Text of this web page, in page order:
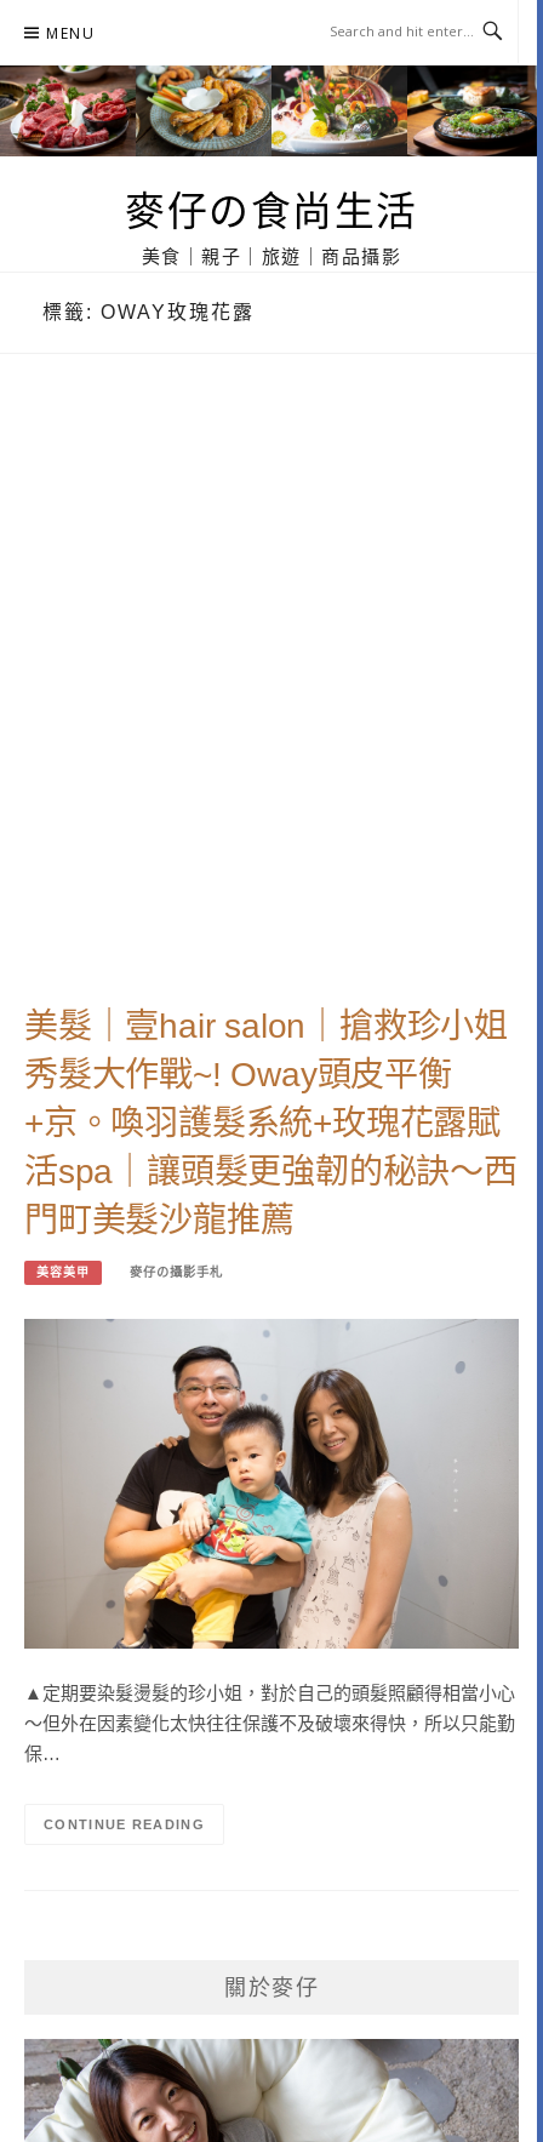
content
MENU
麥仔の食尚生活
美食｜親子｜旅遊｜商品攝影
標籤: OWAY玫瑰花露
美髮｜壹hair salon｜搶救珍小姐
秀髮大作戰~! Oway頭皮平衡
+京。喚羽護髮系統+玫瑰花露賦
活spa｜讓頭髮更強韌的秘訣～西
門町美髮沙龍推薦
美容美甲 麥仔の攝影手札
▲定期要染髮燙髮的珍小姐，對於自己的頭髮照顧得相當小心
～但外在因素變化太快往往保護不及破壞來得快，所以只能勤
保…
CONTINUE READING
關於麥仔